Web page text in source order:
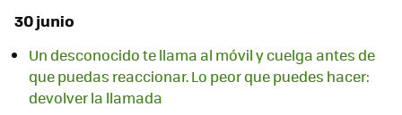
30 junio
Un desconocido te llama al móvil y cuelga antes de
que puedas reaccionar. Lo peor que puedes hacer:
devolver la llamada